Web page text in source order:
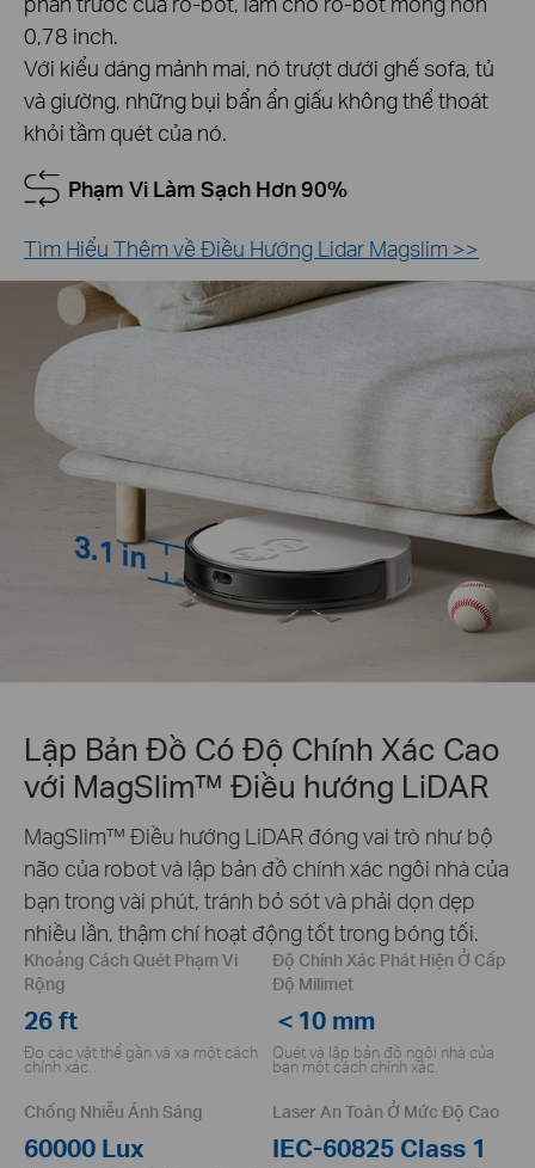
0,78 inch.
Với kiểu dáng mảnh mai, nó trượt dưới ghế sofa, tủ
và giường, những bụi bẩn ẩn giấu không thể thoát
khỏi tầm quét của nó.
Phạm Vi Làm Sạch Hơn 90%
Tìm Hiểu Thêm về Điều Hướng Lidar Magslim >>
Lập Bản Đồ Có Độ Chính Xác Cao
với MagSlim™ Điều hướng LiDAR
MagSlim™ Điều hướng LiDAR đóng vai trò như bộ
não của robot và lập bản đồ chính xác ngôi nhà của
bạn trong vài phút, tránh bỏ sót và phải dọn dẹp
nhiều lần, thậm chí hoạt động tốt trong bóng tối.
Khoảng Cách Quét Phạm Vi
Rộng
26 ft
Đo các vật thể gần và xa một cách
chính xác.
Độ Chính Xác Phát Hiện Ở Cấp
Độ Milimet
＜10 mm
Quét và lập bản đồ ngôi nhà của
bạn một cách chính xác.
Chống Nhiễu Ánh Sáng
60000 Lux
Laser An Toàn Ở Mức Độ Cao
IEC-60825 Class 1